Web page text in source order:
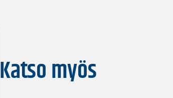
Katso myös